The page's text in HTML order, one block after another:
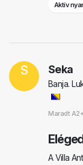
Aktív
S Seka
Banja.
Maradt
A Villa